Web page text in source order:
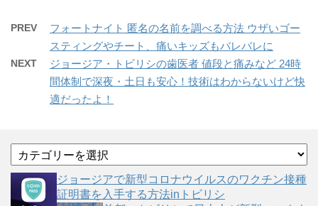
PREV
フォートナイト 匿名の名前を調べる方法 ウザいゴー
スティングやチート、痛いキッズもバレバレに
NEXT
ジョージア・トビリシの歯医者 値段と痛みなど 24時
間体制で深夜・土日も安心！技術はわからないけど快
適だったよ！
テ
ゴ
ジョージアで新型コロナウイルスのワクチン接種
証明書を入手する方法inトビリシ